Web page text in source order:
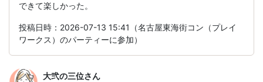
できて楽しかった。
投稿日時：2026-07-13 15:41（名古屋東海街コン（プレイ
ワークス）のパーティーに参加）
大弐の三位さん